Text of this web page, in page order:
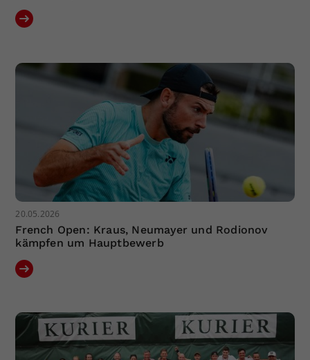
20.05.2026
French Open: Kraus, Neumayer und Rodionov
kämpfen um Hauptbewerb